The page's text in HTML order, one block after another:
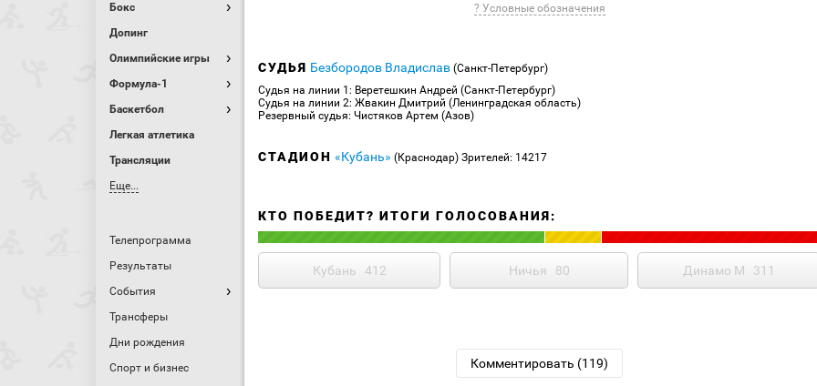
Бокс
Допинг
Олимпийские игры
Формула-1
Баскетбол
Легкая атлетика
Трансляции
Еще...
Телепрограмма
Результаты
События
Трансферы
Дни рождения
Спорт и бизнес
? Условные обозначения
СУДЬЯ Безбородов Владислав (Санкт-Петербург)
Судья на линии 1: Веретешкин Андрей (Санкт-Петербург)
Судья на линии 2: Жвакин Дмитрий (Ленинградская область)
Резервный судья: Чистяков Артем (Азов)
СТАДИОН «Кубань» (Краснодар) Зрителей: 14217
КТО ПОБЕДИТ? ИТОГИ ГОЛОСОВАНИЯ:
Кубань 412 Ничья 80 Динамо М 311
Комментировать (119)